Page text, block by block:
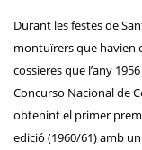
Durant les festes de
montuïrers que havien
cossieres que l’any
Concurso Nacional de
obtenint el primer
edició (1960/61) amb